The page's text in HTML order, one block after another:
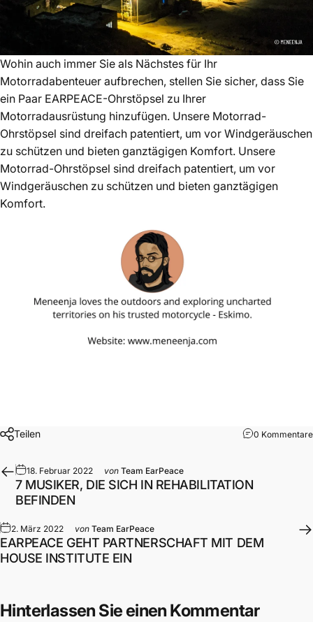
Wohin auch immer Sie als Nächstes für Ihr
Motorradabenteuer aufbrechen, stellen Sie sicher, dass Sie
ein Paar EARPEACE-Ohrstöpsel zu Ihrer
Motorradausrüstung hinzufügen. Unsere Motorrad-
Ohrstöpsel sind dreifach patentiert, um vor Windgeräuschen
zu schützen und bieten ganztägigen Komfort. Unsere
Motorrad-Ohrstöpsel sind dreifach patentiert, um vor
Windgeräuschen zu schützen und bieten ganztägigen
Komfort.
Teilen 0 Kommentare
18. Februar 2022 von Team EarPeace
7 MUSIKER, DIE SICH IN REHABILITATION
BEFINDEN
2. März 2022 von Team EarPeace
EARPEACE GEHT PARTNERSCHAFT MIT DEM
HOUSE INSTITUTE EIN
Hinterlassen Sie einen Kommentar